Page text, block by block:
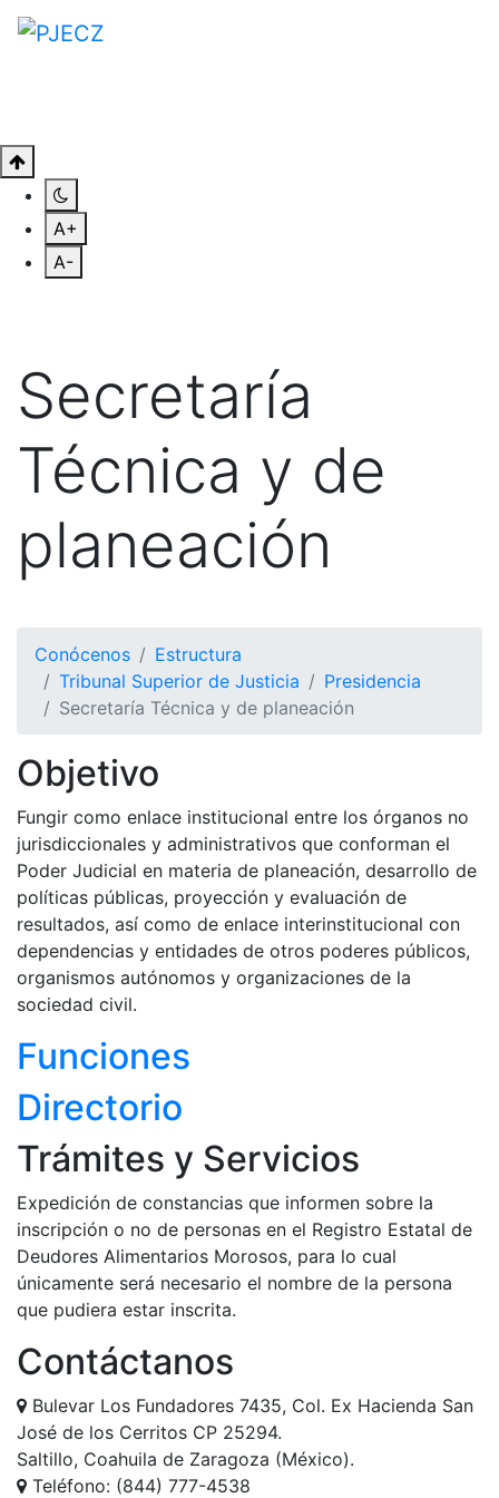
A+
A-
Secretaría
Técnica y de
planeación
Conócenos
Estructura
Tribunal Superior de Justicia
Presidencia
Secretaría Técnica y de planeación
Objetivo
Fungir como enlace institucional entre los órganos no
jurisdiccionales y administrativos que conforman el
Poder Judicial en materia de planeación, desarrollo de
políticas públicas, proyección y evaluación de
resultados, así como de enlace interinstitucional con
dependencias y entidades de otros poderes públicos,
organismos autónomos y organizaciones de la
sociedad civil.
Funciones
Directorio
Trámites y Servicios
Expedición de constancias que informen sobre la
inscripción o no de personas en el Registro Estatal de
Deudores Alimentarios Morosos, para lo cual
únicamente será necesario el nombre de la persona
que pudiera estar inscrita.
Contáctanos
Bulevar Los Fundadores 7435, Col. Ex Hacienda San
José de los Cerritos CP 25294.
Saltillo, Coahuila de Zaragoza (México).
Teléfono: (844) 777-4538